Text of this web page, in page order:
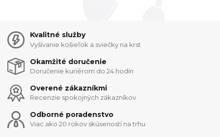
Kvalitné služby
Vyšívanie košieľok a sviečky na krst
Okamžité doručenie
Doručenie kuriérom do 24.hodín
Overené zákazníkmi
Recenzie spokojných zákazníkov
Odborné poradenstvo
Viac ako 20 rokov skúseností na trhu